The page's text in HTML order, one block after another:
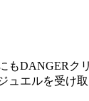
もDANGERク
ュエルを受け取